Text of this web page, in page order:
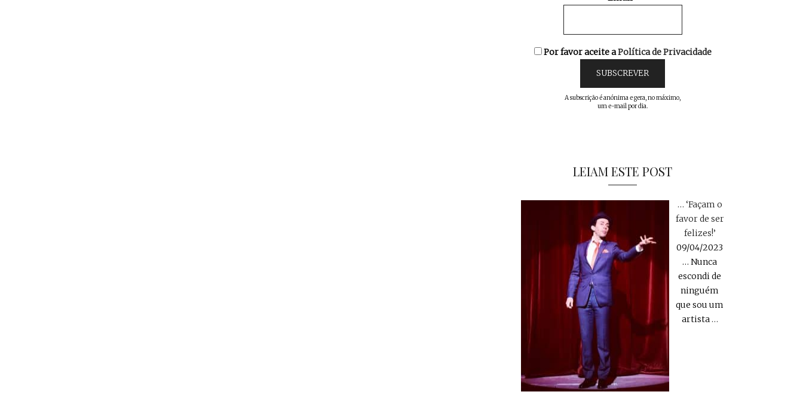
Por favor aceite aPolítica de Privacidade
A subscrição é anónima e gera, no máximo,
um e-mail por dia.
LEIAM ESTE POST
… ‘Façam o
favor de ser
felizes!’
09/04/2023
… Nunca
escondi de
ninguém
que sou um
artista…